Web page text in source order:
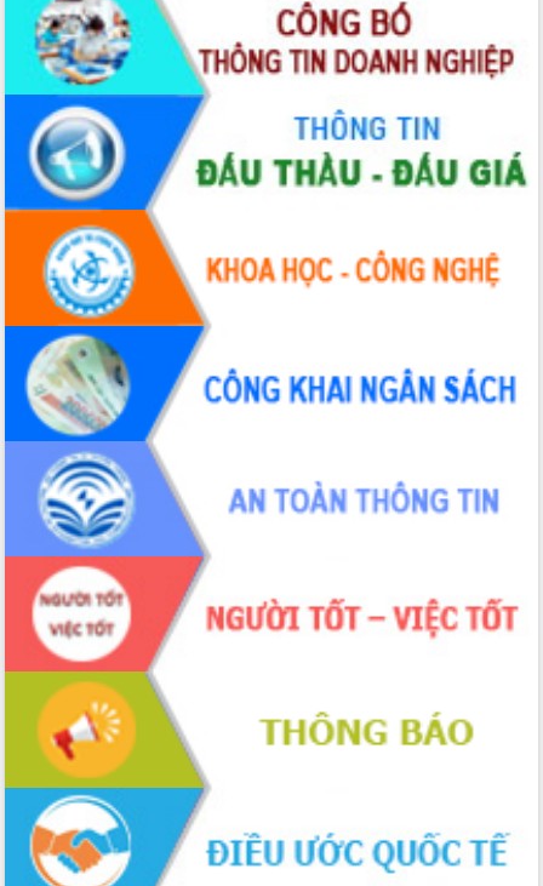
Triển khai đồng bộ đo đạc, lập hồ sơ
địa chính, hoàn thiện cơ sở dữ liệu đất
đai
Ứng dụng sinh trắc học - Bước tiến
trong hành trình chuyển đổi số tại Đắk
Lắk
Đắk Lắk nâng cao hiệu quả công tác
Đảng từ Sổ tay đảng viên điện tử
Đắk Lắk đẩy mạnh nuôi biển công
nghệ, hướng tới phát triển thủy sản
bền vững
Tập huấn nâng cao năng lực triển khai
chuyển đổi số cho cán bộ, công chức
cấp xã
Đắk Lắk phát động hưởng ứng Ngày
Quyền của người tiêu dùng Việt Nam
2026
Đẩy mạnh cải cách hành chính, quyết
tâm đạt được mục tiêu tăng trưởng
hai con số trong năm 2026
Tổ chức trang trọng Lễ hội Đền thờ
Lương Văn Chánh năm 2026
Phó Bí thư Tỉnh ủy Đắk Lắk Đỗ Hữu
Huy giữ chức Bí thư Đảng ủy Ủy Ban
Nhân dân tỉnh
Bệnh án điện tử thúc đẩy chuyển đổi
số y tế tại Đắk Lắk
Chuyển đổi số thư viện: Mở rộng
không gian tri thức trong thời đại số
Đánh giá, rút kinh nghiệm công tác tổ
chức diễn tập trước ngày bầu cử
Chương trình “Gặp gỡ hữu nghị –
Friendship Meeting New Year 2026”